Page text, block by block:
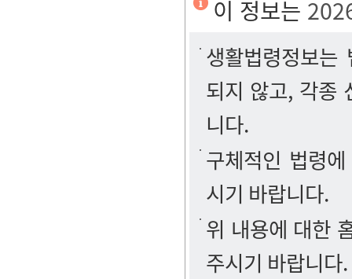
이 정보는
생활법령정보
되지 않고, 각종
니다.
구체적인 법령
시기 바랍니다.
위 내용에 대한
주시기 바랍니다.